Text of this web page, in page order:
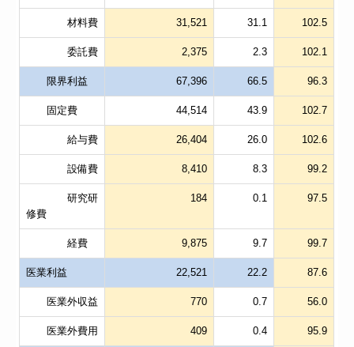
材料費 31,521 31.1 102.5
委託費 2,375 2.3 102.1
限界利益 67,396 66.5 96.3
固定費 44,514 43.9 102.7
給与費 26,404 26.0 102.6
設備費 8,410 8.3 99.2
研究研
修費
184 0.1 97.5
経費 9,875 9.7 99.7
医業利益 22,521 22.2 87.6
医業外収益 770 0.7 56.0
医業外費用 409 0.4 95.9